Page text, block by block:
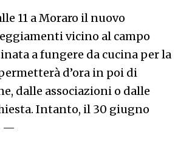
11 a Moraro il nuovo
vicino al campo
a fungere da cucina per la
d’ora in poi di
dalle associazioni o dalle
Intanto, il 30 giugno
—